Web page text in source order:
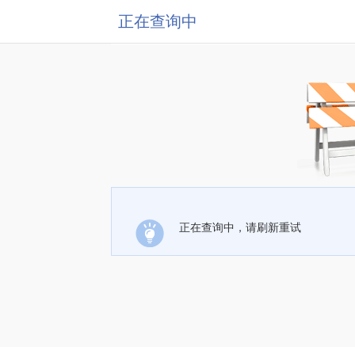
正在查询中
正在查询中，请刷新重试